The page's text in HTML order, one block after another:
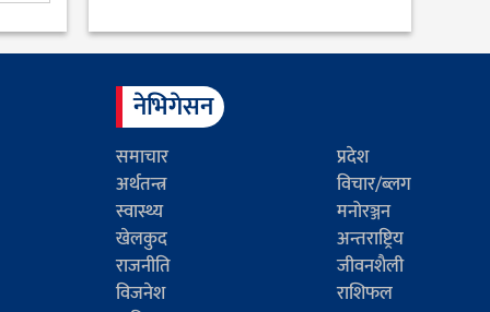
नेभिगेसन
समाचार
प्रदेश
अर्थतन्त्र
विचार/ब्लग
स्वास्थ्य
मनोरञ्जन
खेलकुद
अन्तराष्ट्रिय
राजनीति
जीवनशैली
विजनेश
राशिफल